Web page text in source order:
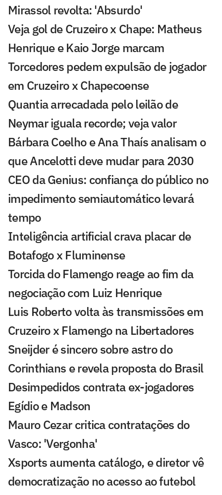
Mirassol revolta: 'Absurdo'
Veja gol de Cruzeiro x Chape: Matheus
Henrique e Kaio Jorge marcam
Torcedores pedem expulsão de jogador
em Cruzeiro x Chapecoense
Quantia arrecadada pelo leilão de
Neymar iguala recorde; veja valor
Bárbara Coelho e Ana Thaís analisam o
que Ancelotti deve mudar para 2030
CEO da Genius: confiança do público no
impedimento semiautomático levará
tempo
Inteligência artificial crava placar de
Botafogo x Fluminense
Torcida do Flamengo reage ao fim da
negociação com Luiz Henrique
Luis Roberto volta às transmissões em
Cruzeiro x Flamengo na Libertadores
Sneijder é sincero sobre astro do
Corinthians e revela proposta do Brasil
Desimpedidos contrata ex-jogadores
Egídio e Madson
Mauro Cezar critica contratações do
Vasco: 'Vergonha'
Xsports aumenta catálogo, e diretor vê
democratização no acesso ao futebol